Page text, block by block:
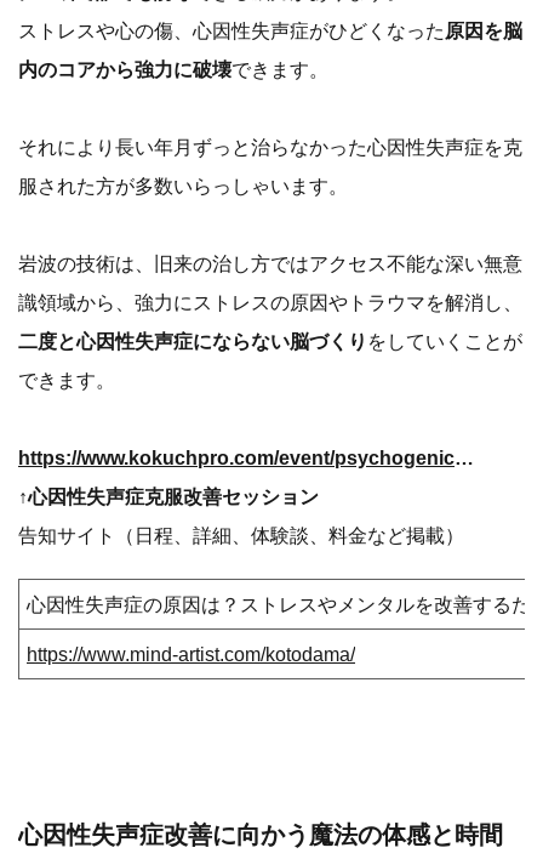
ストレスや心の傷、心因性失声症がひどくなった 原因を脳
内のコアから強力に破壊できます。
それにより長い年月ずっと治らなかった心因性失声症を克
服された方が多数いらっしゃいます。
岩波の技術は、旧来の治し方ではアクセス不能な深い無意
識領域から、強力にストレスの原因やトラウマを解消し、
二度と心因性失声症にならない脳づくり をしていくことが
できます。
https://www.kokuchpro.com/event/psychogenic_aphonia/1671014/
↑心因性失声症克服改善セッション
告知サイト（日程、詳細、体験談、料金など掲載）
心因性失声症の原因は？ストレスやメンタルを改善するた
https://www.mind-artist.com/kotodama/
心因性失声症改善に向かう魔法の体感と時間